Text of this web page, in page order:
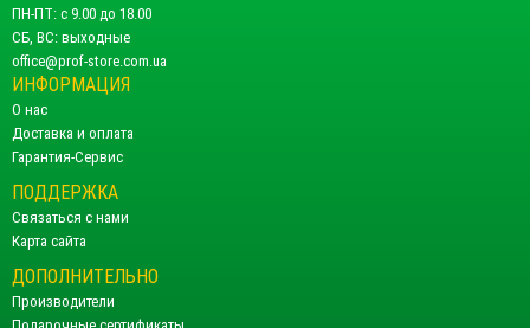
ПН-ПТ: с 9.00 до 18.00
СБ, ВС: выходные
office@prof-store.com.ua
ИНФОРМАЦИЯ
О нас
Доставка и оплата
Гарантия-Сервис
ПОДДЕРЖКА
Связаться с нами
Карта сайта
ДОПОЛНИТЕЛЬНО
Производители